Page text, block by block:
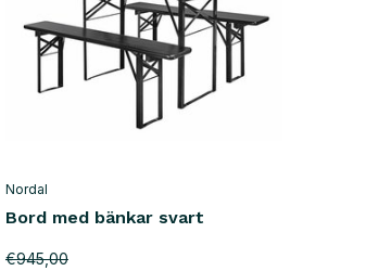
Nordal
Bord med bänkar svart
€945,00